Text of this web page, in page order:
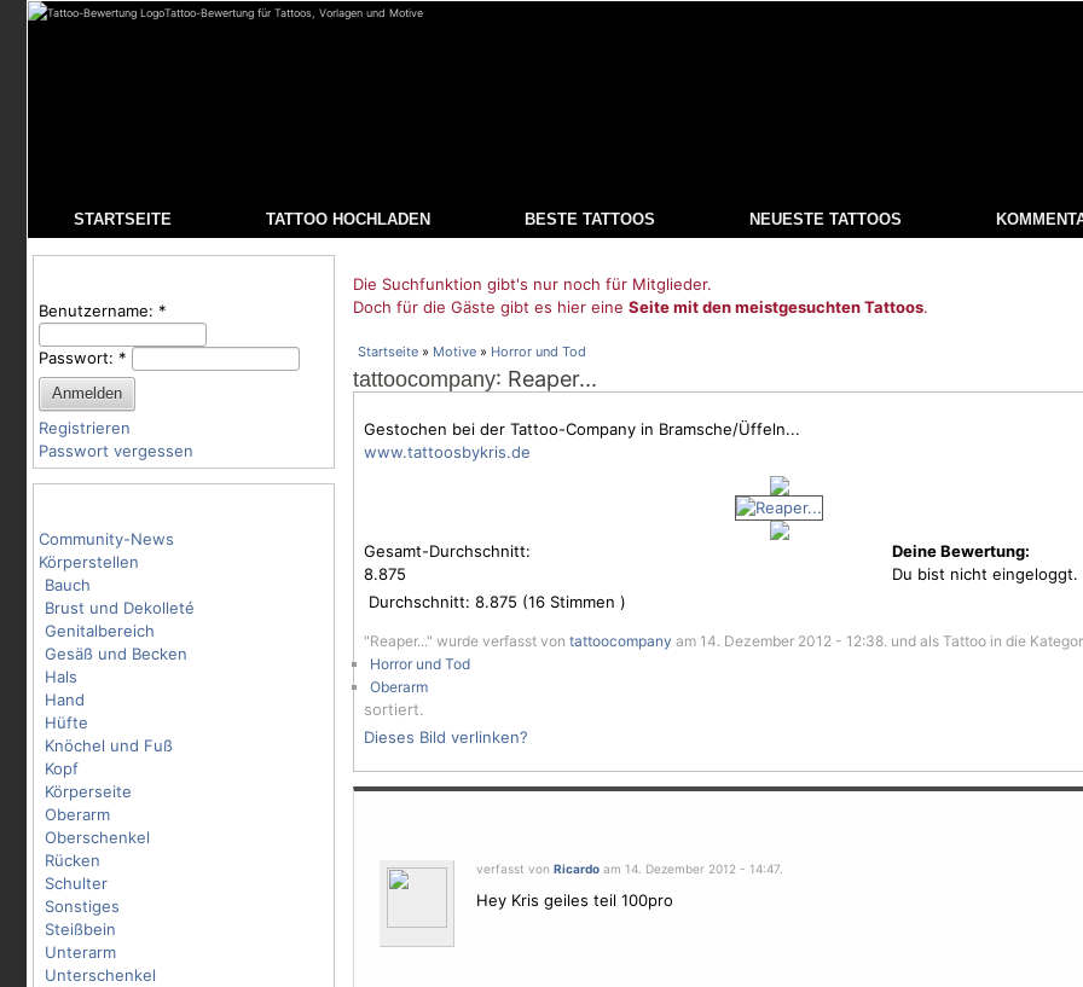
Tattoo-Bewertung für Tattoos, Vorlagen und Motive
STARTSEITE TATTOO HOCHLADEN BESTE TATTOOS NEUESTE TATTOOS
Benutzername: *
Passwort: *
Registrieren
Passwort vergessen
Community-News
Körperstellen
Bauch
Brust und Dekolleté
Genitalbereich
Gesäß und Becken
Hals
Hand
Hüfte
Knöchel und Fuß
Kopf
Körperseite
Oberarm
Oberschenkel
Rücken
Schulter
Sonstiges
Steißbein
Unterarm
Unterschenkel
Die Suchfunktion gibt's nur noch für Mitglieder.
Doch für die Gäste gibt es hier eine Seite mit den meistgesuchten Tattoos.
Startseite » Motive » Horror und Tod
tattoocompany: Reaper...
Gestochen bei der Tattoo-Company in Bramsche/Üffeln...
www.tattoosbykris.de
Gesamt-Durchschnitt:
8.875
Durchschnitt: 8.875 (16 Stimmen )
Deine Bewertung:
Du bist nicht eingeloggt.
"Reaper..." wurde verfasst von tattoocompany am 14. Dezember 2012 - 12:38. und als Tattoo in die
Horror und Tod
Oberarm
sortiert.
Dieses Bild verlinken?
verfasst von Ricardoam 14. Dezember 2012 - 14:47.
Hey Kris geiles teil 100pro